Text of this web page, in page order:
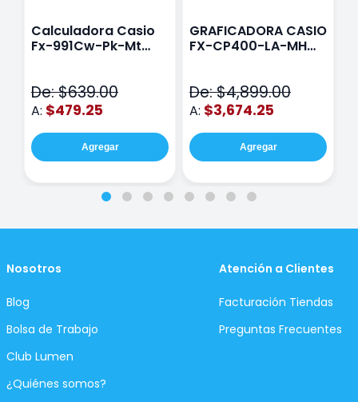
Calculadora Casio
Fx-991Cw-Pk-Mt
De: $639.00
A: $479.25
Agregar
GRAFICADORA CASIO
FX-CP400-LA-MH
De: $4,899.00
A: $3,674.25
Agregar
Nosotros
Blog
Bolsa de Trabajo
Club Lumen
¿Quiénes somos?
Atención a Clientes
Facturación Tiendas
Preguntas Frecuentes